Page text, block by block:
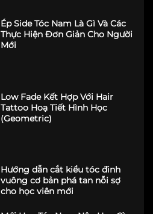
Ép Side Tóc Nam Là Gì Và Các
Thực Hiện Đơn Giản Cho Người
Mới
Low Fade Kết Hợp Với Hair
Tattoo Hoạ Tiết Hình Học
(Geometric)
Hướng dẫn cắt kiểu tóc đinh
vuông cơ bản phá tan nỗi sợ
cho học viên mới